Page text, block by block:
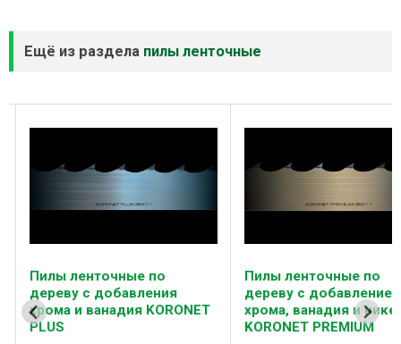
Ещё из раздела пилы ленточные
Пилы ленточные по
дереву с добавления
хрома и ванадия KORONET
PLUS
Пилы ленточные по
дереву с добавлением
хрома, ванадия и
KORONET PREMIUM